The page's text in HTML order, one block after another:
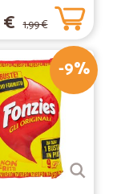
€ 1,99 €
-9%